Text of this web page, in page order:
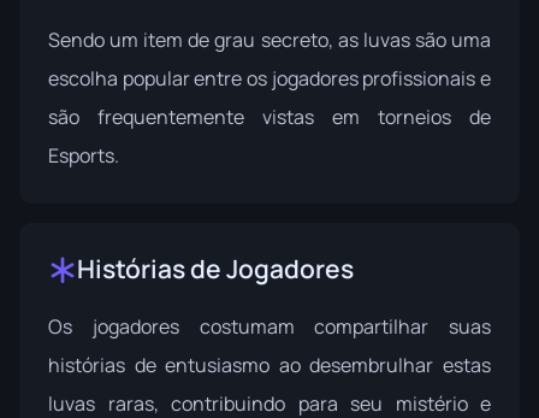
Sendo um item de grau secreto, as luvas são uma
escolha popular entre os jogadores profissionais e
são frequentemente vistas em torneios de
Esports.
Histórias de Jogadores
Os jogadores costumam compartilhar suas
histórias de entusiasmo ao desembrulhar estas
luvas raras, contribuindo para seu mistério e